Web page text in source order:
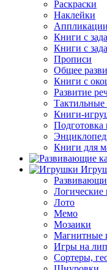
Раскраски
Наклейки
Аппликации
Книги с
Книги с
Прописи
Общее
Книги с
Развитие
Тактильные
Книги-
Подготовка
Книги для
Логические
Лото
Мемо
Мозаики
Магнитные
Игры на
Сортеры,